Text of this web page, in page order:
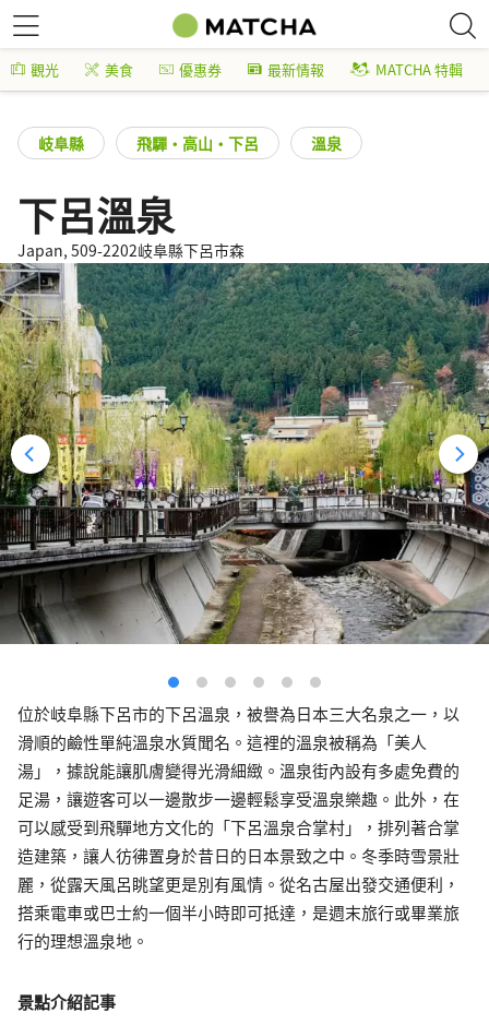
觀光 美食 優惠券 最新情報 MATCHA 特輯
岐阜縣 飛驒・高山・下呂 溫泉
下呂溫泉
Japan, 509-2202岐阜縣下呂市森
位於岐阜縣下呂市的下呂溫泉，被譽為日本三大名泉之一，以
滑順的鹼性單純溫泉水質聞名。這裡的溫泉被稱為「美人
湯」，據說能讓肌膚變得光滑細緻。溫泉街內設有多處免費的
足湯，讓遊客可以一邊散步一邊輕鬆享受溫泉樂趣。此外，在
可以感受到飛驒地方文化的「下呂溫泉合掌村」，排列著合掌
造建築，讓人彷彿置身於昔日的日本景致之中。冬季時雪景壯
麗，從露天風呂眺望更是別有風情。從名古屋出發交通便利，
搭乘電車或巴士約一個半小時即可抵達，是週末旅行或畢業旅
行的理想溫泉地。
景點介紹記事